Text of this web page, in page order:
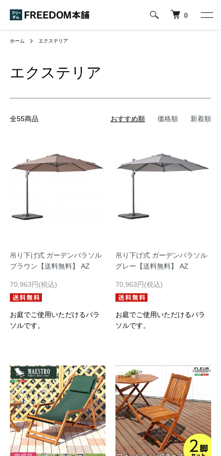
0
ホーム エクステリア
エクステリア
全55商品 おすすめ順 価格順 新着順
吊り下げ式 ガーデンパラソル
ブラウン【送料無料】 AZ
70,963円(税込)
お庭でご使用いただけるパラ
ソルです。
吊り下げ式 ガーデンパラソル
グレー【送料無料】 AZ
70,963円(税込)
お庭でご使用いただけるパラ
ソルです。